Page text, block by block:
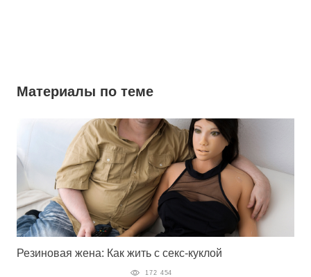
Материалы по теме
Резиновая жена: Как жить с секс-куклой
172 454